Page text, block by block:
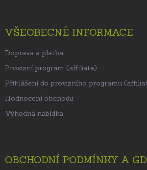
VŠEOBECNÉ INFORMACE
Doprava a platba
Provizní program (affiliate)
Přihlášení do provizního programu
Hodnocení obchodu
Výhodná nabídka
OBCHODNÍ PODMÍNKY A